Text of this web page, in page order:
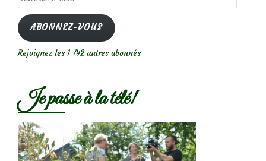
e-
mail
ABONNEZ-VOUS
Rejoignez les 1 742 autres abonnés
Je passe à la télé!